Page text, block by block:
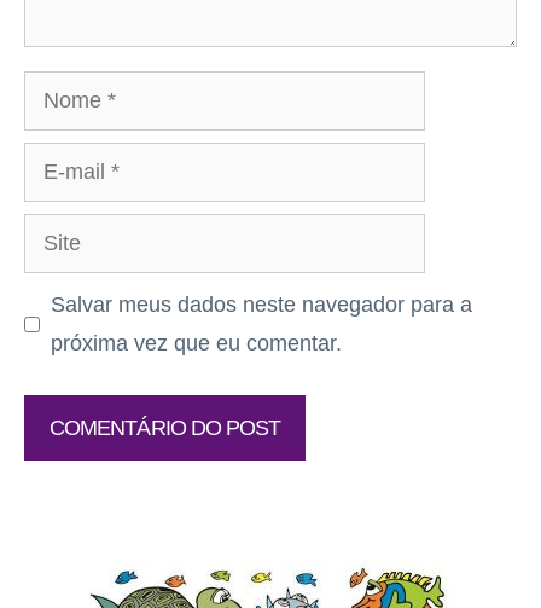
Nome
mail
Site
Salvar meus dados neste navegador para a
próxima vez que eu comentar.